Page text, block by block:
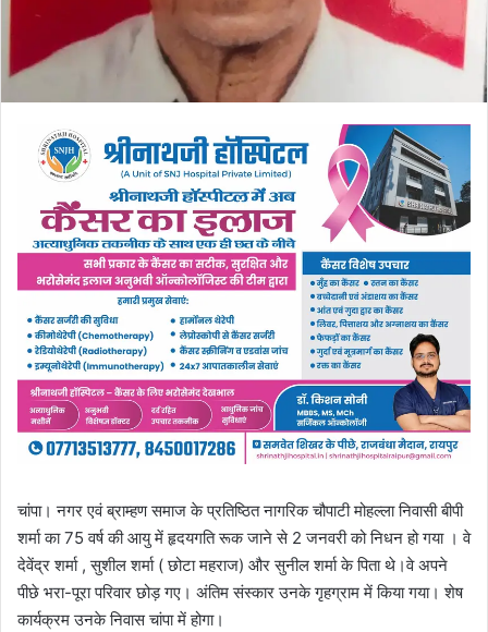
चांपा। नगर एवं ब्राम्हण समाज के प्रतिष्ठित नागरिक चौपाटी मोहल्ला निवासी बीपी
शर्मा का 75 वर्ष की आयु में हृदयगति रूक जाने से 2 जनवरी को निधन हो गया । वे
देवेंद्र शर्मा , सुशील शर्मा ( छोटा महराज) और सुनील शर्मा के पिता थे।वे अपने
पीछे भरा-पूरा परिवार छोड़ गए। अंतिम संस्कार उनके गृहग्राम में किया गया। शेष
कार्यक्रम उनके निवास चांपा में होगा।